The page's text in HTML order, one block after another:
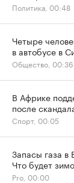
Политика, 00:48
Четыре
в автобусе в
Общество, 00:36
В Африке
после
Спорт, 00:05
Запасы газа в
Что будет
Pro, 00:00